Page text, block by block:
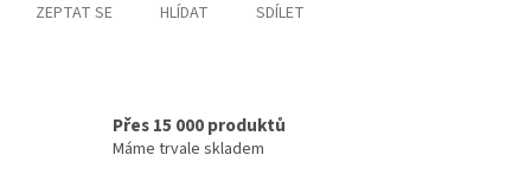
ZEPTAT SE HLÍDAT SDÍLET
Přes 15 000 produktů
Máme trvale skladem